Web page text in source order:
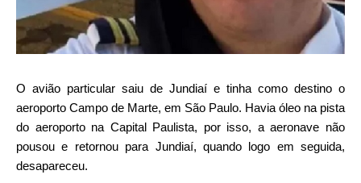
O avião particular saiu de Jundiaí e tinha como destino o
aeroporto Campo de Marte, em São Paulo. Havia óleo na pista
do aeroporto na Capital Paulista, por isso, a aeronave não
pousou e retornou para Jundiaí, quando logo em seguida,
desapareceu.